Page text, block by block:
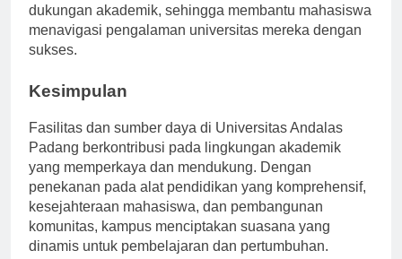
dukungan akademik, sehingga membantu mahasiswa
menavigasi pengalaman universitas mereka dengan
sukses.
Kesimpulan
Fasilitas dan sumber daya di Universitas Andalas
Padang berkontribusi pada lingkungan akademik
yang memperkaya dan mendukung. Dengan
penekanan pada alat pendidikan yang komprehensif,
kesejahteraan mahasiswa, dan pembangunan
komunitas, kampus menciptakan suasana yang
dinamis untuk pembelajaran dan pertumbuhan.